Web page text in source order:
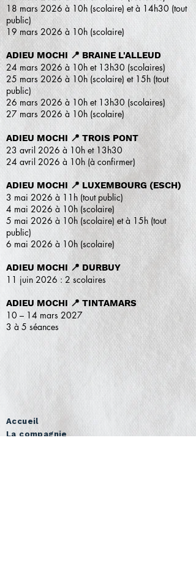
18 mars 2026 à 10h (scolaire) et à 14h30 (tout
public)
19 mars 2026 à 10h (scolaire)
ADIEU MOCHI 📍 BRAINE L'ALLEUD
​24 mars 2026 à 10h et 13h30 (scolaires)
25 mars 2026 à 10h (scolaire) et 15h (tout
public)
26 mars 2026 à 10h et 13h30 (scolaires)
27 mars 2026 à 10h (scolaire)
ADIEU MOCHI 📍 TROIS PONT
23 avril 2026 à 10h et 13h30
24 avril 2026 à 10h (à confirmer)
ADIEU MOCHI 📍 LUXEMBOURG (ESCH)
3 mai 2026 à 11h (tout public)
4 mai 2026 à 10h (scolaire)
5 mai 2026 à 10h (scolaire) et à 15h (tout
public)
6 mai 2026 à 10h (scolaire)
ADIEU MOCHI 📍 DURBUY
11 juin 2026 : 2 scolaires
ADIEU MOCHI 📍 TINTAMARS
10 – 14 mars 2027
3 à 5 séances
Accueil
La compagnie